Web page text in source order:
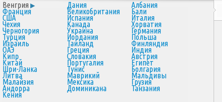
Венгрия Дания Албания
Франция Великобритания Бали
США Испания Италия
Чехия Канада Хорватия
Черногория Украина Германия
Турция Иордания Польша
Израиль Таиланд Финляндия
ОАЭ Греция Индия
Кипр Словакия Австрия
Китай Португалия Египет
Шри-Ланка Тунис Болгария
Литва Маврикий Мальдивы
Малайзия Мексика Грузия
Андорра Доминикана Танзания
Кения